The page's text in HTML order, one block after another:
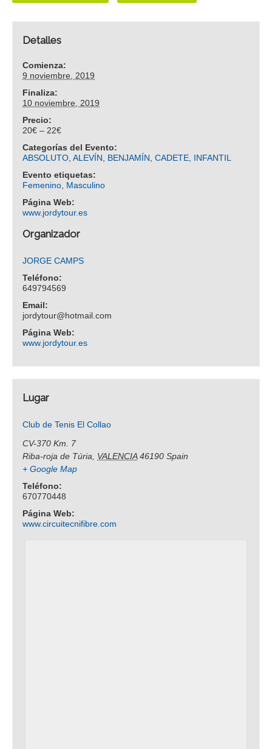
Detalles
Comienza:
9 noviembre, 2019
Finaliza:
10 noviembre, 2019
Precio:
20€ – 22€
Categorías del Evento:
ABSOLUTO,ALEVÍN, BENJAMÍN,CADETE, INFANTIL
Evento etiquetas:
Femenino, Masculino
Página Web:
www.jordytour.es
Organizador
JORGE CAMPS
Teléfono:
649794569
Email:
jordytour@hotmail.com
Página Web:
www.jordytour.es
Lugar
Club de Tenis El Collao
CV-370 Km. 7
Riba-roja de Túria
VALENCIA 46190 Spain
+ Google Map
Teléfono:
670770448
Página Web:
www.circuitecnifibre.com